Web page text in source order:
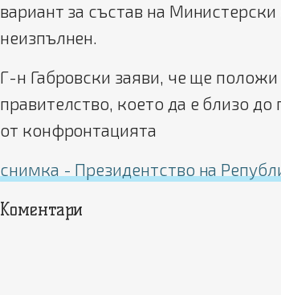
вариант за състав на
неизпълнен.
Г-н Габровски заяви, че ще
правителство, което да е близо
от конфронтацията
снимка - Президентство на
Коментари